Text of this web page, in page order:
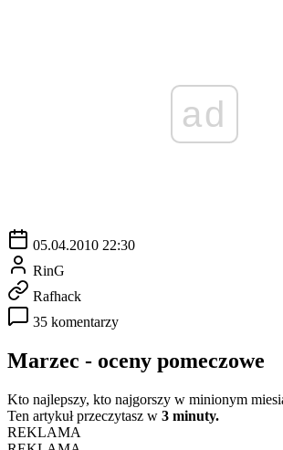
ad
05.04.2010 22:30
RinG
Rafhack
35 komentarzy
Marzec - oceny pomeczowe
Kto najlepszy, kto najgorszy w minionym
Ten artykuł przeczytasz w 3 minuty.
REKLAMA